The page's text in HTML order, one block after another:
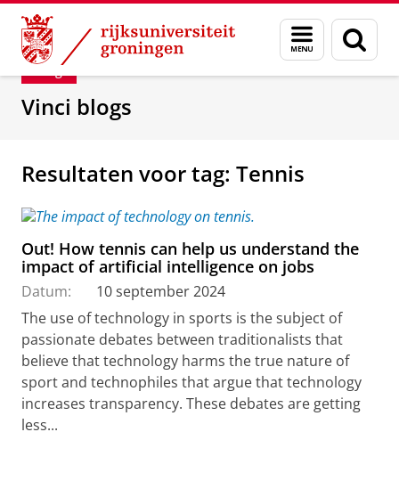
Skip
Content
Skip
Navigation
Menu
en
zoeken
Department of Innovation Management &
Blog
Vinci blogs
Resultaten voor tag: Tennis
Out! How tennis can help us understand the
impact of artificial intelligence on jobs
Datum:
10 september 2024
The use of technology in sports is the subject of
passionate debates between traditionalists that
believe that technology harms the true nature of
sport and technophiles that argue that technology
increases transparency. These debates are getting
less...